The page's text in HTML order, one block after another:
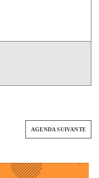
AGENDA SUIVANTE